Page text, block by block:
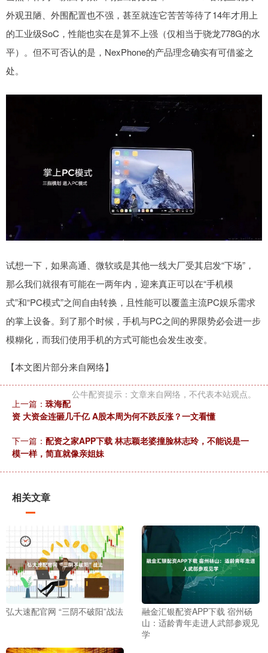
外观丑陋、外围配置也不强，甚至就连它苦苦等待了14年才用上
的工业级SoC，性能也实在是算不上强（仅相当于骁龙778G的水
平）。但不可否认的是，NexPhone的产品理念确实有可借鉴之
处。
试想一下，如果高通、微软或是其他一线大厂受其启发“下场”，
那么我们就很有可能在一两年内，迎来真正可以在“手机模
式”和“PC模式”之间自由转换，且性能可以覆盖主流PC娱乐需求
的掌上设备。到了那个时候，手机与PC之间的界限势必会进一步
模糊化，而我们使用手机的方式可能也会发生改变。
【本文图片部分来自网络】
公牛配资提示：文章来自网络，不代表本站观点。
上一篇： 珠海配
资 大资金连砸几千亿 A股本周为何不跌反涨？一文看懂
下一篇： 配资之家APP下载 林志颖老婆撞脸林志玲，不能说是一
模一样，简直就像亲姐妹
相关文章
弘大速配官网 “三阴不破阳”战法
融金汇银配资APP下载 宿州砀
山：适龄青年走进人武部参观见
学